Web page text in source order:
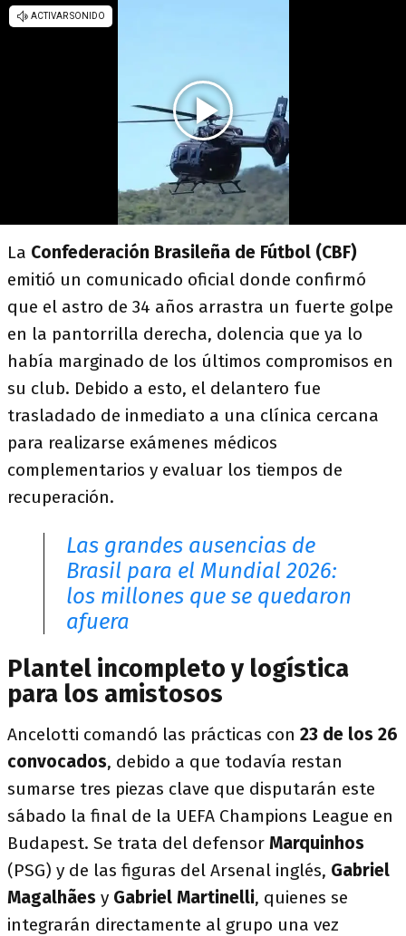
La Confederación Brasileña de Fútbol (CBF)
emitió un comunicado oficial donde confirmó
que el astro de 34 años arrastra un fuerte golpe
en la pantorrilla derecha, dolencia que ya lo
había marginado de los últimos compromisos en
su club. Debido a esto, el delantero fue
trasladado de inmediato a una clínica cercana
para realizarse exámenes médicos
complementarios y evaluar los tiempos de
recuperación.
Las grandes ausencias de
Brasil para el Mundial 2026:
los millones que se quedaron
afuera
Plantel incompleto y logística
para los amistosos
Ancelotti comandó las prácticas con 23 de los 26
convocados, debido a que todavía restan
sumarse tres piezas clave que disputarán este
sábado la final de la UEFA Champions League en
Budapest. Se trata del defensor Marquinhos
(PSG) y de las figuras del Arsenal inglés, Gabriel
Magalhães y Gabriel Martinelli, quienes se
integrarán directamente al grupo una vez